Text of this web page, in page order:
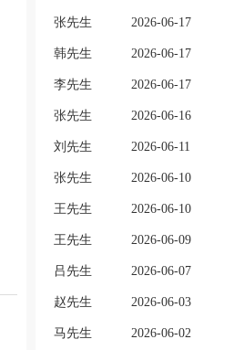
张先生 2026-06-17
韩先生 2026-06-17
李先生 2026-06-17
张先生 2026-06-16
刘先生 2026-06-11
张先生 2026-06-10
王先生 2026-06-10
王先生 2026-06-09
吕先生 2026-06-07
赵先生 2026-06-03
马先生 2026-06-02